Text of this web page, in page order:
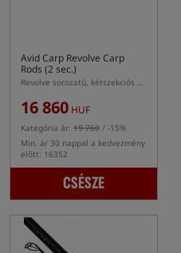
Avid Carp Revolve Carp
Rods (2 sec.)
Revolve sorozatú, kétszekciós pontyozó botok
16 860 HUF
Kategória ár: 19 760 / -15%
Min. ár 30 nappal a kedvezmény
előtt: 16352
CSÉSZE